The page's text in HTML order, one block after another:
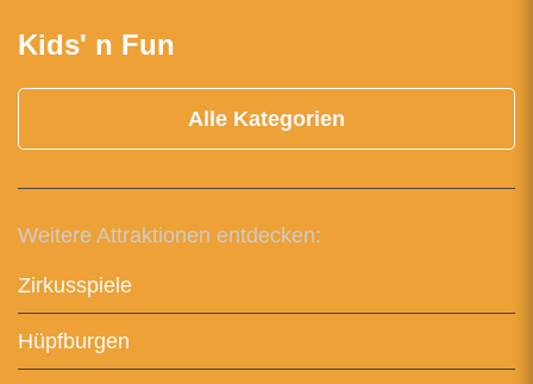
Kids' n Fun
Alle Kategorien
Weitere Attraktionen entdecken:
Zirkusspiele
Hüpfburgen